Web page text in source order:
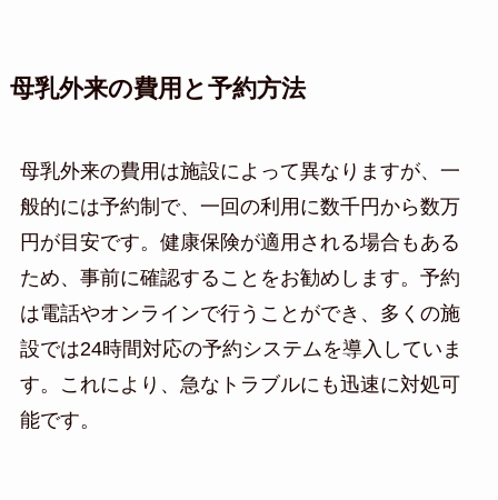
母乳外来の費用と予約方法
母乳外来の費用は施設によって異なりますが、一
般的には予約制で、一回の利用に数千円から数万
円が目安です。健康保険が適用される場合もある
ため、事前に確認することをお勧めします。予約
は電話やオンラインで行うことができ、多くの施
設では24時間対応の予約システムを導入していま
す。これにより、急なトラブルにも迅速に対処可
能です。